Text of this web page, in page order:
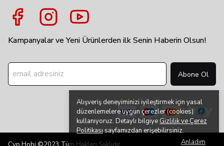
Alışveriş deneyiminizi iyileştirmek için yasal
düzenlemelere uygun çerezler (cookies)
kullanıyoruz. Detaylı bilgiye Gizlilik ve Çerez
Politikasısayfamızdan erişebilirsiniz.
Anladım
Kampanyalar ve Yeni Ürünlerden ilk Senin Haberin Olsun!
Abone Ol